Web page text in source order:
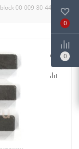
00-009-80-4452
0
0